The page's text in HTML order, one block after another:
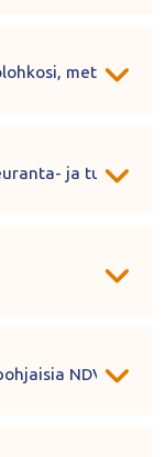
ja
NDVI-kuvia.